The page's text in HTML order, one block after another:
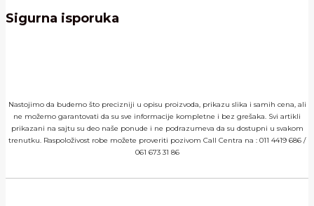
Sigurna isporuka
Nastojimo da budemo što precizniji u opisu proizvoda, prikazu slika i samih cena, ali
ne možemo garantovati da su sve informacije kompletne i bez grešaka. Svi artikli
prikazani na sajtu su deo naše ponude i ne podrazumeva da su dostupni u svakom
trenutku. Raspoloživost robe možete proveriti pozivom Call Centra na : 011 4419 686 /
061 673 31 86